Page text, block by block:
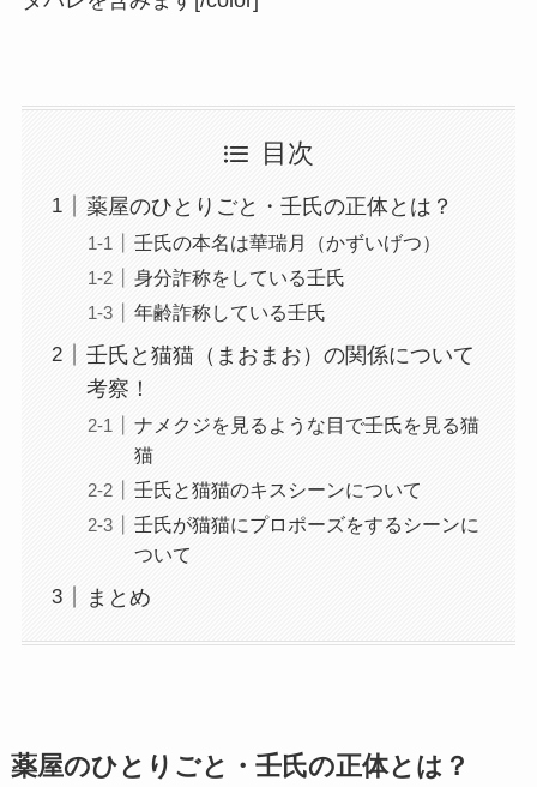
目次
薬屋のひとりごと・壬氏の正体とは？
壬氏の本名は華瑞月（かずいげつ）
身分詐称をしている壬氏
年齢詐称している壬氏
壬氏と猫猫（まおまお）の関係について
考察！
ナメクジを見るような目で壬氏を見る猫
猫
壬氏と猫猫のキスシーンについて
壬氏が猫猫にプロポーズをするシーンに
ついて
まとめ
薬屋のひとりごと・壬氏の正体とは？